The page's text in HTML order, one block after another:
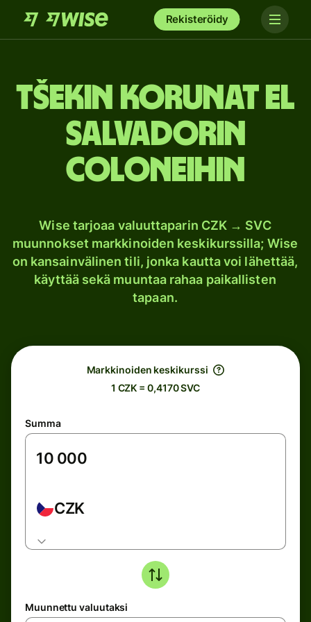
Rekisteröidy
Tšekin korunat El
Salvadorin
coloneihin
Wise tarjoaa valuuttaparin CZK → SVC
muunnokset markkinoiden keskikurssilla; Wise
on kansainvälinen tili, jonka kautta voi lähettää,
käyttää sekä muuntaa rahaa paikallisten
tapaan.
Markkinoiden keskikurssi
1 CZK = 0,4170 SVC
Summa
CZK
Muunnettu valuutaksi